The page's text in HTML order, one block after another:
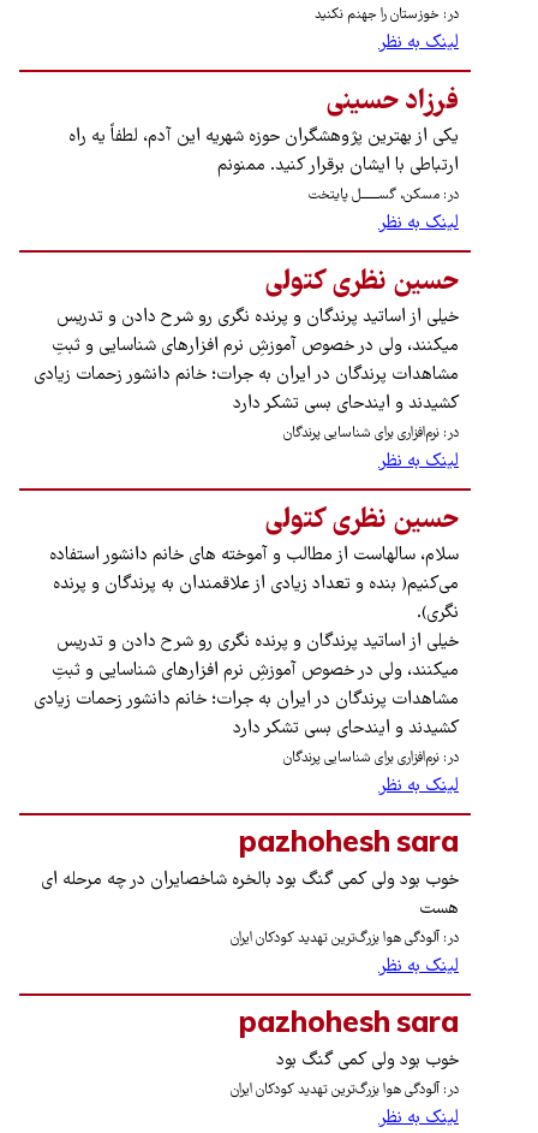
در: خوزستان را جهنم نکنید
لینک به نظر
فرزاد حسینی
یکی از بهترین پژوهشگران حوزه شهریه این آدم، لطفاً یه راه
ارتباطی با ایشان برقرار کنید. ممنونم
در: مسکن، گســـــــل پایتخت
لینک به نظر
حسین نظری کتولی
خیلی از اساتید پرندگان و پرنده نگری رو شرح دادن و تدریس
میکنند، ولی در خصوص آموزشِ نرم افزارهای شناسایی و ثبتِ
مشاهدات پرندگان در ایران به جرات؛ خانم دانشور زحمات زیادی
کشیدند و ایندحای بسی تشکر دارد
در: نرم‌افزاری برای شناسایی پرندگان
لینک به نظر
حسین نظری کتولی
سلام، سالهاست از مطالب و آموخته های خانم دانشور استفاده
می‌کنیم( بنده و تعداد زیادی از علاقمندان به پرندگان و‌ پرنده
نگری).
خیلی از اساتید پرندگان و پرنده نگری رو شرح دادن و تدریس
میکنند، ولی در خصوص آموزشِ نرم افزارهای شناسایی و ثبتِ
مشاهدات پرندگان در ایران به جرات؛ خانم دانشور زحمات زیادی
کشیدند و ایندحای بسی تشکر دارد
در: نرم‌افزاری برای شناسایی پرندگان
لینک به نظر
pazhohesh sara
خوب بود ولی کمی گنگ بود بالخره شاخصایران در چه مرحله ای
هست
در: آلودگی هوا بزرگ‌ترین تهدید کودکان ایران
لینک به نظر
pazhohesh sara
خوب بود ولی کمی گنگ بود
در: آلودگی هوا بزرگ‌ترین تهدید کودکان ایران
لینک به نظر